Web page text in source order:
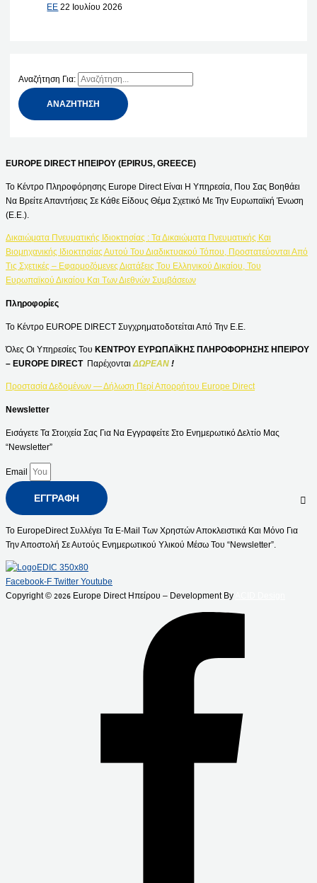
ΕΕ 22 Ιουλίου 2026
Αναζήτηση Για:
EUROPE DIRECT ΗΠΕΙΡΟΥ (EPIRUS, GREECE)
Το Κέντρο Πληροφόρησης Europe Direct Είναι Η Υπηρεσία, Που Σας Βοηθάει
Να Βρείτε Απαντήσεις Σε Κάθε Είδους Θέμα Σχετικό Με Την Ευρωπαϊκή Ένωση
(Ε.Ε.).
Δικαιώματα Πνευματικής Ιδιοκτησίας : Τα Δικαιώματα Πνευματικής Και
Βιομηχανικής Ιδιοκτησίας Αυτού Του Διαδικτυακού Τόπου, Προστατεύονται Από
Τις Σχετικές – Εφαρμοζόμενες Διατάξεις Του Ελληνικού Δικαίου, Του
Ευρωπαϊκού Δικαίου Και Των Διεθνών Συμβάσεων
Πληροφορίες
Το Κέντρο EUROPE DIRECT Συγχρηματοδοτείται Από Την Ε.Ε.
Όλες Οι Υπηρεσίες Του ΚΕΝΤΡΟΥ ΕΥΡΩΠΑΪΚΗΣ ΠΛΗΡΟΦΟΡΗΣΗΣ ΗΠΕΙΡΟΥ
– EUROPE DIRECT Παρέχονται ΔΩΡΕΑΝ !
Προστασία Δεδομένων — Δήλωση Περί Απορρήτου Europe Direct
Newsletter
Εισάγετε Τα Στοιχεία Σας Για Να Εγγραφείτε Στο Ενημερωτικό Δελτίο Μας
“Newsletter”
Email
ΕΓΓΡΑΦΉ
Το EuropeDirect Συλλέγει Τα E-Mail Των Χρηστών Αποκλειστικά Και Μόνο Για
Την Αποστολή Σε Αυτούς Ενημερωτικού Υλικού Μέσω Του “Newsletter”.
Facebook-F Twitter Youtube
Copyright © 2026 Europe Direct Ηπείρου – Development By